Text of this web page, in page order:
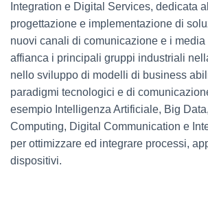
Integration e Digital Services, dedicata
progettazione e implementazione di
nuovi canali di comunicazione e i
affianca i principali gruppi industriali
nello sviluppo di modelli di business
paradigmi tecnologici e di
esempio Intelligenza Artificiale, Big
Computing, Digital Communication e
per ottimizzare ed integrare processi,
dispositivi.